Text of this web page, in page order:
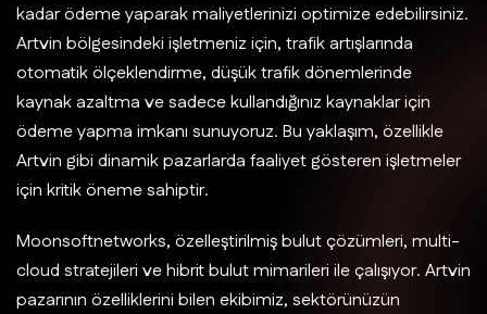
kadar ödeme yaparak maliyetlerinizi optimize edebilirsiniz.
Artvin bölgesindeki işletmeniz için, trafik artışlarında
otomatik ölçeklendirme, düşük trafik dönemlerinde
kaynak azaltma ve sadece kullandığınız kaynaklar için
ödeme yapma imkanı sunuyoruz. Bu yaklaşım, özellikle
Artvin gibi dinamik pazarlarda faaliyet gösteren işletmeler
için kritik öneme sahiptir.
Moonsoftnetworks, özelleştirilmiş bulut çözümleri, multi-
cloud stratejileri ve hibrit bulut mimarileri ile çalışıyor. Artvin
pazarının özelliklerini bilen ekibimiz, sektörünüzün